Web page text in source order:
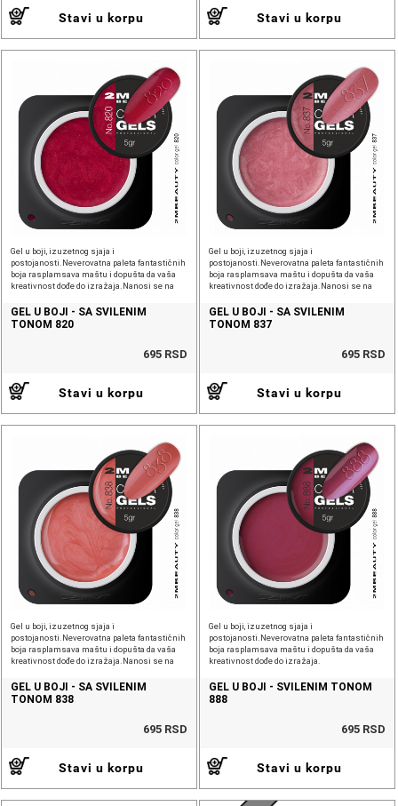
Stavi u korpu Stavi u korpu
Gel u boji, izuzetnog sjaja i
postojanosti.Neverovatna paleta fantastičnih
boja rasplamsava maštu i dopušta da vaša
kreativnost dođe do izražaja.Nanosi se na
sloj veštačkog materijala (gel, akril).Vreme
vezivanja u
GEL U BOJI - SA SVILENIM
TONOM 820
695 RSD
Stavi u korpu
Gel u boji, izuzetnog sjaja i
postojanosti.Neverovatna paleta fantastičnih
boja rasplamsava maštu i dopušta da vaša
kreativnost dođe do izražaja.Nanosi se na
sloj veštačkog materijala (gel, akril).Vreme
vezivanja u
GEL U BOJI - SA SVILENIM
TONOM 837
695 RSD
Stavi u korpu
Gel u boji, izuzetnog sjaja i
postojanosti.Neverovatna paleta fantastičnih
boja rasplamsava maštu i dopušta da vaša
kreativnost dođe do izražaja.Nanosi se na
sloj veštačkog materijala (gel, akril).Vreme
vezivanja u
GEL U BOJI - SA SVILENIM
TONOM 838
695 RSD
Stavi u korpu
Gel u boji, izuzetnog sjaja i
postojanosti.Neverovatna paleta fantastičnih
boja rasplamsava maštu i dopušta da vaša
kreativnost dođe do izražaja.
GEL U BOJI - SVILENIM TONOM
888
695 RSD
Stavi u korpu